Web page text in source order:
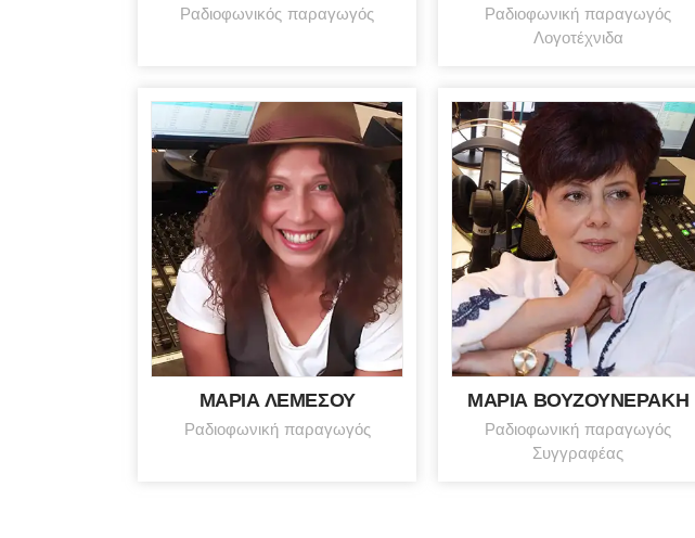
Ραδιοφωνικός παραγωγός
Ραδιοφωνική παραγωγός
Λογοτέχνιδα
ΜΑΡΙΑ ΛΕΜΕΣΟΥ
Ραδιοφωνική παραγωγός
ΜΑΡΙΑ ΒΟΥΖΟΥΝΕΡΑΚΗ
Ραδιοφωνική παραγωγός
Συγγραφέας